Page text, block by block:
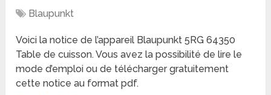
Blaupunkt
Voici la notice de l’appareil Blaupunkt 5RG 64350
Table de cuisson. Vous avez la possibilité de lire le
mode d’emploi ou de télécharger gratuitement
cette notice au format pdf.